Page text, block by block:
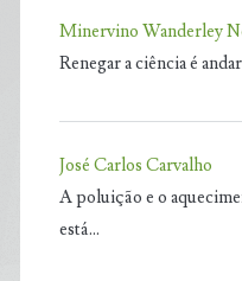
Minervino Wanderley
Renegar a ciência é
José Carlos Carvalho
A poluição e o
está…